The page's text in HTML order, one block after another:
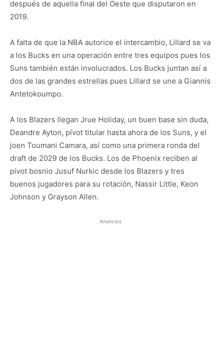
después de aquella final del Oeste que disputaron en
2019.
A falta de que la NBA autorice el intercambio, Lillard se va
a los Bucks en una operación entre tres equipos pues los
Suns también están involucrados. Los Bucks juntan así a
dos de las grandes estrellas pues Lillard se une a Giannis
Antetokoumpo.
A los Blazers llegan Jrue Holiday, un buen base sin duda,
Deandre Ayton, pívot titular hasta ahora de los Suns, y el
joen Toumani Camara, así como una primera ronda del
draft de 2029 de los Bucks. Los de Phoenix reciben al
pívot bosnio Jusuf Nurkic desde los Blazers y tres
buenos jugadores para su rotación, Nassir Little, Keon
Johnson y Grayson Allen.
Anuncios